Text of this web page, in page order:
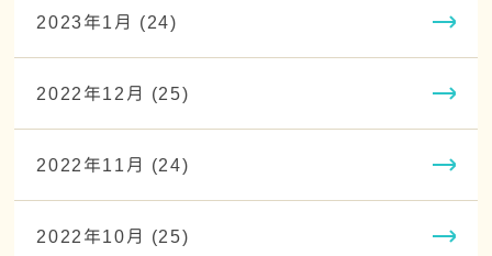
2023年1月 (24)
2022年12月 (25)
2022年11月 (24)
2022年10月 (25)